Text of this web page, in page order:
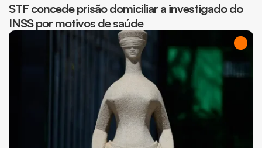
STF concede prisão domiciliar a investigado do
INSS por motivos de saúde